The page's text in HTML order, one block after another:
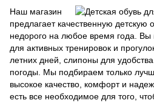
Наш магазин
предлагает качественную детскую
недорого на любое время года. Вы
для активных тренировок и
летних дней, слипоны для
погоды. Мы подбираем только
высокое качество, комфорт и
есть все необходимое для того,